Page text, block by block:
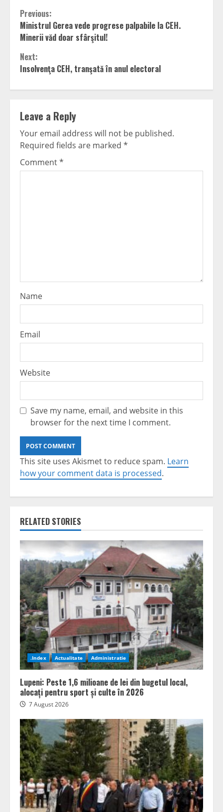
Continue
Reading
Previous:
Ministrul Gerea vede progrese palpabile la CEH.
Minerii văd doar sfârşitul!
Next:
Insolvenţa CEH, tranşată în anul electoral
Leave a Reply
Your email address will not be published.
Required fields are marked *
Comment*
Name
Email
Website
Save my name, email, and website in this
browser for the next time I comment.
This site uses Akismet to reduce spam. Learn
how your comment data is processed.
RELATED STORIES
.Index Actualitate Administratie
Lupeni: Peste 1,6 milioane de lei din bugetul local,
alocați pentru sport și culte în 2026
7 August 2026